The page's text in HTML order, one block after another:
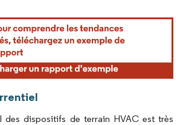
La réutilisation nécessite une attribution sous CC BY
des dispositifs de terrain HVAC est très